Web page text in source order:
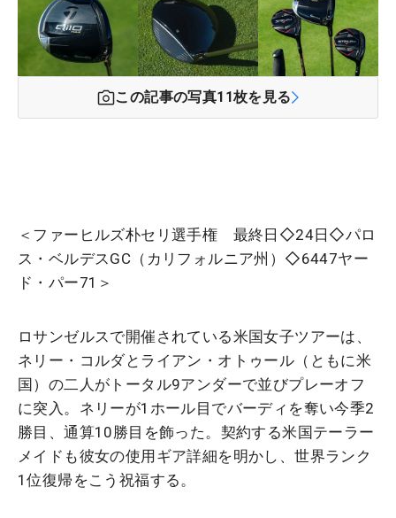
この記事の写真11枚を見る
＜ファーヒルズ朴セリ選手権 最終日◇24日◇パロ
ス・ベルデスGC（カリフォルニア州）◇6447ヤー
ド・パー71＞
ロサンゼルスで開催されている米国女子ツアーは、
ネリー・コルダとライアン・オトゥール（ともに米
国）の二人がトータル9アンダーで並びプレーオフ
に突入。ネリーが1ホール目でバーディを奪い今季2
勝目、通算10勝目を飾った。契約する米国テーラー
メイドも彼女の使用ギア詳細を明かし、世界ランク
1位復帰をこう祝福する。